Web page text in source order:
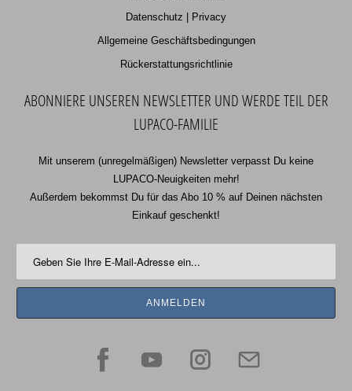
Datenschutz | Privacy
Allgemeine Geschäftsbedingungen
Rückerstattungsrichtlinie
ABONNIERE UNSEREN NEWSLETTER UND WERDE TEIL DER
LUPACO-FAMILIE
Mit unserem (unregelmäßigen) Newsletter verpasst Du keine
LUPACO-Neuigkeiten mehr!
Außerdem bekommst Du für das Abo 10 % auf Deinen nächsten
Einkauf geschenkt!